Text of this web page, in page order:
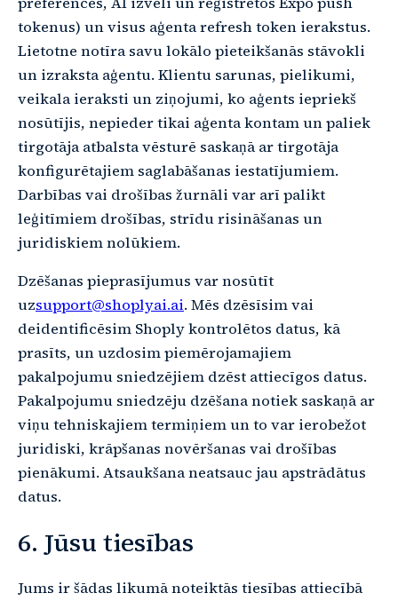
tokenus) un visus aģenta refresh token ierakstus.
Lietotne notīra savu lokālo pieteikšanās stāvokli
un izraksta aģentu. Klientu sarunas, pielikumi,
veikala ieraksti un ziņojumi, ko aģents iepriekš
nosūtījis, nepieder tikai aģenta kontam un paliek
tirgotāja atbalsta vēsturē saskaņā ar tirgotāja
konfigurētajiem saglabāšanas iestatījumiem.
Darbības vai drošības žurnāli var arī palikt
leģitīmiem drošības, strīdu risināšanas un
juridiskiem nolūkiem.
Dzēšanas pieprasījumus var nosūtīt
uzsupport@shoplyai.ai. Mēs dzēsīsim vai
deidentificēsim Shoply kontrolētos datus, kā
prasīts, un uzdosim piemērojamajiem
pakalpojumu sniedzējiem dzēst attiecīgos datus.
Pakalpojumu sniedzēju dzēšana notiek saskaņā ar
viņu tehniskajiem termiņiem un to var ierobežot
juridiski, krāpšanas novēršanas vai drošības
pienākumi. Atsaukšana neatsauc jau apstrādātus
datus.
6. Jūsu tiesības
Jums ir šādas likumā noteiktās tiesības attiecībā